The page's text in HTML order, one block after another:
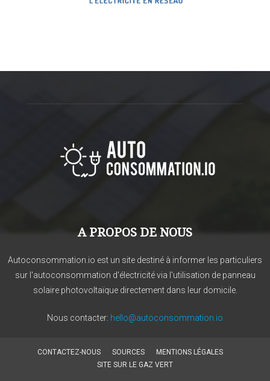
A PROPOS DE NOUS
Autoconsommation.io est un site destiné à informer les particuliers
sur l'autoconsommation d'électricité via l'utilisation de panneau
solaire photovoltaïque directement dans leur domicile.
Nous contacter: hello@autoconsommation.io
CONTACTEZ-NOUS SOURCES
MENTIONS LÉGALES
SITE SUR LE GAZ VERT